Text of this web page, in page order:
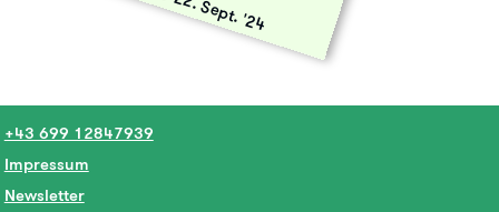
+43 699 12847939
Impressum
Newsletter